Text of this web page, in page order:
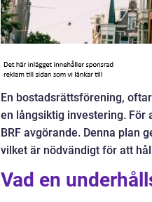
En bostadsrättsförening,
en långsiktig investering. För
BRF avgörande. Denna plan
vilket är nödvändigt för att
Vad en